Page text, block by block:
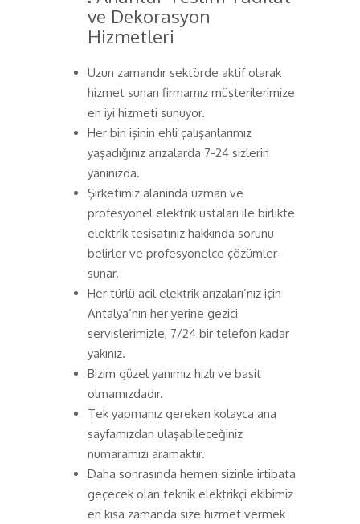
ve Dekorasyon
Hizmetleri
Uzun zamandır sektörde aktif olarak
hizmet sunan firmamız müşterilerimize
en iyi hizmeti sunuyor.
Her biri işinin ehli çalışanlarımız
yaşadığınız arızalarda 7-24 sizlerin
yanınızda.
Şirketimiz alanında uzman ve
profesyonel elektrik ustaları ile birlikte
elektrik tesisatınız hakkında sorunu
belirler ve profesyonelce çözümler
sunar.
Her türlü acil elektrik arızaları’nız için
Antalya’nın her yerine gezici
servislerimizle, 7/24 bir telefon kadar
yakınız.
Bizim güzel yanımız hızlı ve basit
olmamızdadır.
Tek yapmanız gereken kolayca ana
sayfamızdan ulaşabileceğiniz
numaramızı aramaktır.
Daha sonrasında hemen sizinle irtibata
geçecek olan teknik elektrikçi ekibimiz
en kısa zamanda size hizmet vermek